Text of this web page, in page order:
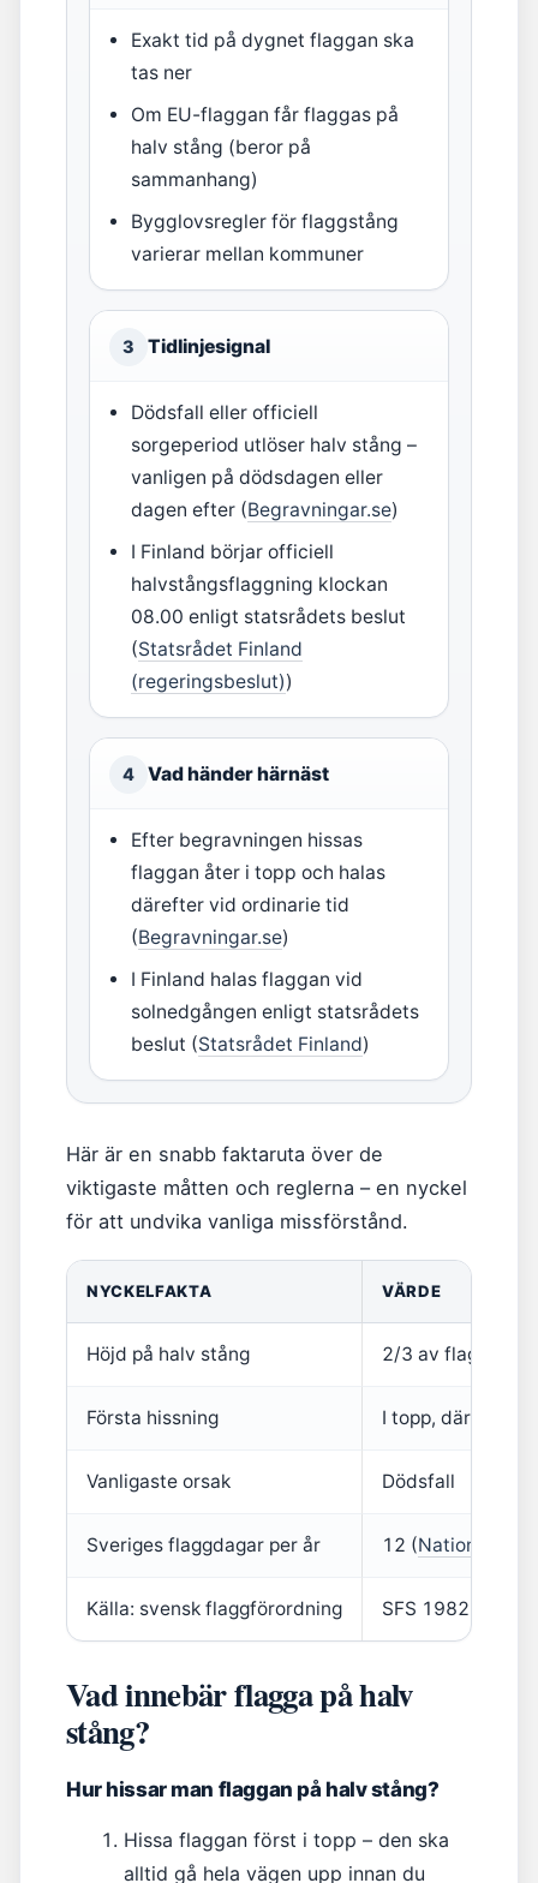
Exakt tid på dygnet flaggan ska
tas ner
Om EU-flaggan får flaggas på
halv stång (beror på
sammanhang)
Bygglovsregler för flaggstång
varierar mellan kommuner
3 Tidlinjesignal
Dödsfall eller officiell
sorgeperiod utlöser halv stång –
vanligen på dödsdagen eller
dagen efter (Begravningar.se)
I Finland börjar officiell
halvstångsflaggning klockan
08.00 enligt statsrådets beslut
(Statsrådet Finland
(regeringsbeslut))
4 Vad händer härnäst
Efter begravningen hissas
flaggan åter i topp och halas
därefter vid ordinarie tid
(Begravningar.se)
I Finland halas flaggan vid
solnedgången enligt statsrådets
beslut (Statsrådet Finland)
Här är en snabb faktaruta över de
viktigaste måtten och reglerna – en nyckel
för att undvika vanliga missförstånd.
NYCKELFAKTA VÄRDE
Höjd på halv stång 2/3 av
Första hissning I topp, därefter
Vanligaste orsak Dödsfall
Sveriges flaggdagar per år 12 (
Källa: svensk flaggförordning SFS 1982:270
Vad innebär flagga på halv
stång?
Hur hissar man flaggan på halv stång?
Hissa flaggan först i topp – den ska
alltid gå hela vägen upp innan du